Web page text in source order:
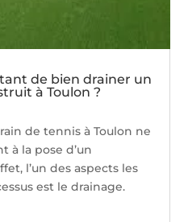
de bien drainer un
à Toulon ?
de tennis à Toulon ne
à la pose d’un
l’un des aspects les
est le drainage.